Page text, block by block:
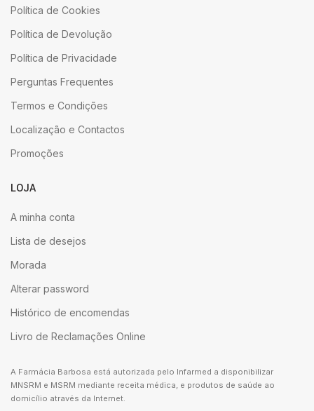
Política de Cookies
Política de Devolução
Política de Privacidade
Perguntas Frequentes
Termos e Condições
Localização e Contactos
Promoções
LOJA
A minha conta
Lista de desejos
Morada
Alterar password
Histórico de encomendas
Livro de Reclamações Online
A Farmácia Barbosa está autorizada pelo Infarmed a disponibilizar
MNSRM e MSRM mediante receita médica, e produtos de saúde ao
domicílio através da Internet.